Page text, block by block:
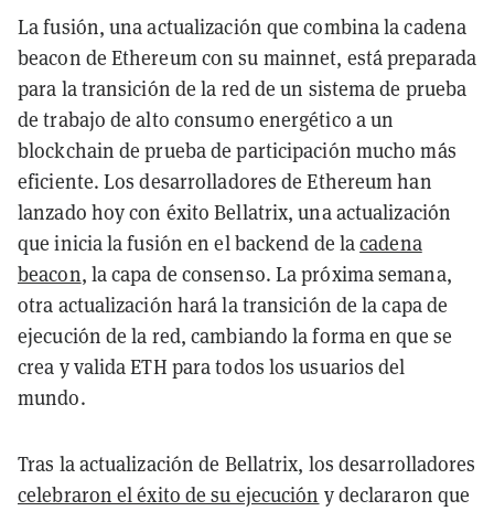
La fusión, una actualización que combina la cadena
beacon de Ethereum con su mainnet, está preparada
para la transición de la red de un sistema de prueba
de trabajo de alto consumo energético a un
blockchain de prueba de participación mucho más
eficiente. Los desarrolladores de Ethereum han
lanzado hoy con éxito Bellatrix, una actualización
que inicia la fusión en el backend de lacadena
beacon, la capa de consenso. La próxima semana,
otra actualización hará la transición de la capa de
ejecución de la red, cambiando la forma en que se
crea y valida ETH para todos los usuarios del
mundo.
Tras la actualización de Bellatrix, los desarrolladores
celebraron el éxito de su ejecución y declararon que